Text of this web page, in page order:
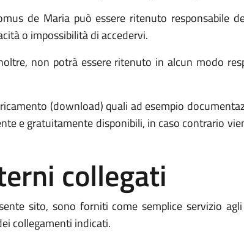
de Maria può essere ritenuto responsabile
o impossibilità di accedervi.
non potrà essere ritenuto in alcun modo
(download) quali ad esempio
e gratuitamente disponibili, in caso contrario
collegati
sito, sono forniti come semplice servizio
collegamenti indicati.